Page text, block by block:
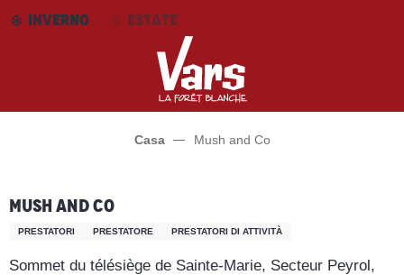
AllerINVERNO ESTATE
Casa Mush and Co
Mush and Co
PRESTATORI PRESTATORE PRESTATORI DI ATTIVITÀ
Sommet du télésiège de Sainte-Marie, Secteur Peyrol,